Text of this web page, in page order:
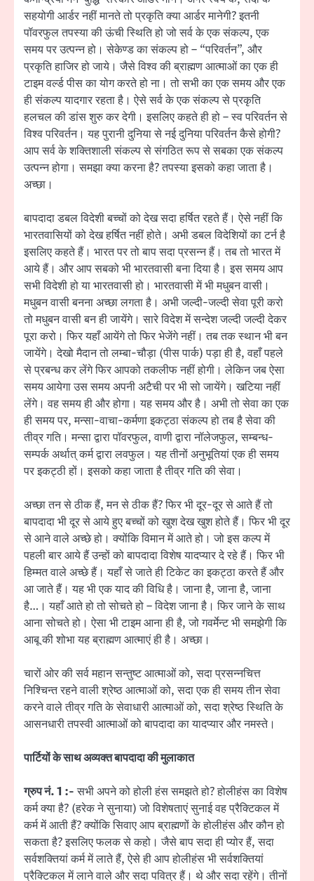
सहयोगी आर्डर नहीं मानते तो प्रकृति क्या आर्डर मानेगी? इतनी
पॉवरफुल तपस्या की ऊंची स्थिति हो जो सर्व के एक संकल्प, एक
समय पर उत्पन्न हो। सेकेण्ड का संकल्प हो – “परिवर्तन”, और
प्रकृति हाजिर हो जाये। जैसे विश्व की ब्राह्मण आत्माओं का एक ही
टाइम वर्ल्ड पीस का योग करते हो ना। तो सभी का एक समय और एक
ही संकल्प यादगार रहता है। ऐसे सर्व के एक संकल्प से प्रकृति
हलचल की डांस शुरु कर देगी। इसलिए कहते ही हो – स्व परिवर्तन से
विश्व परिवर्तन। यह पुरानी दुनिया से नई दुनिया परिवर्तन कैसे होगी?
आप सर्व के शक्तिशाली संकल्प से संगठित रूप से सबका एक संकल्प
उत्पन्न होगा। समझा क्या करना है? तपस्या इसको कहा जाता है।
अच्छा।
बापदादा डबल विदेशी बच्चों को देख सदा हर्षित रहते हैं। ऐसे नहीं कि
भारतवासियों को देख हर्षित नहीं होते। अभी डबल विदेशियों का टर्न है
इसलिए कहते हैं। भारत पर तो बाप सदा प्रसन्न हैं। तब तो भारत में
आये हैं। और आप सबको भी भारतवासी बना दिया है। इस समय आप
सभी विदेशी हो या भारतवासी हो। भारतवासी में भी मधुबन वासी।
मधुबन वासी बनना अच्छा लगता है। अभी जल्दी-जल्दी सेवा पूरी करो
तो मधुबन वासी बन ही जायेंगे। सारे विदेश में सन्देश जल्दी जल्दी देकर
पूरा करो। फिर यहाँ आयेंगे तो फिर भेजेंगे नहीं। तब तक स्थान भी बन
जायेंगे। देखो मैदान तो लम्बा-चौड़ा (पीस पार्क) पड़ा ही है, वहाँ पहले
से प्रबन्ध कर लेंगे फिर आपको तकलीफ नहीं होगी। लेकिन जब ऐसा
समय आयेगा उस समय अपनी अटैची पर भी सो जायेंगे। खटिया नहीं
लेंगे। वह समय ही और होगा। यह समय और है। अभी तो सेवा का एक
ही समय पर, मन्सा-वाचा-कर्मणा इकट्ठा संकल्प हो तब है सेवा की
तीव्र गति। मन्सा द्वारा पॉवरफुल, वाणी द्वारा नॉलेजफुल, सम्बन्ध-
सम्पर्क अर्थात् कर्म द्वारा लवफुल। यह तीनों अनुभूतियां एक ही समय
पर इकट्ठी हों। इसको कहा जाता है तीव्र गति की सेवा।
अच्छा तन से ठीक हैं, मन से ठीक हैं? फिर भी दूर-दूर से आते हैं तो
बापदादा भी दूर से आये हुए बच्चों को खुश देख खुश होते हैं। फिर भी दूर
से आने वाले अच्छे हो। क्योंकि विमान में आते हो। जो इस कल्प में
पहली बार आये हैं उन्हों को बापदादा विशेष यादप्यार दे रहे हैं। फिर भी
हिम्मत वाले अच्छे हैं। यहाँ से जाते ही टिकेट का इकट्ठा करते हैं और
आ जाते हैं। यह भी एक याद की विधि है। जाना है, जाना है, जाना
है…। यहाँ आते हो तो सोचते हो – विदेश जाना है। फिर जाने के साथ
आना सोचते हो। ऐसा भी टाइम आना ही है, जो गवर्मेन्ट भी समझेगी कि
आबू की शोभा यह ब्राह्मण आत्माएं ही है। अच्छा।
चारों ओर की सर्व महान सन्तुष्ट आत्माओं को, सदा प्रसन्नचित्त
निश्चिन्त रहने वाली श्रेष्ठ आत्माओं को, सदा एक ही समय तीन सेवा
करने वाले तीव्र गति के सेवाधारी आत्माओं को, सदा श्रेष्ठ स्थिति के
आसनधारी तपस्वी आत्माओं को बापदादा का यादप्यार और नमस्ते।
पार्टियों के साथ अव्यक्त बापदादा की मुलाकात
ग्रुप नं. 1 :-सभी अपने को होली हंस समझते हो? होलीहंस का विशेष
कर्म क्या है? (हरेक ने सुनाया) जो विशेषताएं सुनाई वह प्रैक्टिकल में
कर्म में आती हैं? क्योंकि सिवाए आप ब्राह्मणों के होलीहंस और कौन हो
सकता है? इसलिए फलक से कहो। जैसे बाप सदा ही प्योर हैं, सदा
सर्वशक्तियां कर्म में लाते हैं, ऐसे ही आप होलीहंस भी सर्वशक्तियां
प्रैक्टिकल में लाने वाले और सदा पवित्र हैं। थे और सदा रहेंगे। तीनों